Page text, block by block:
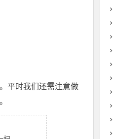
平时我们还需注意做